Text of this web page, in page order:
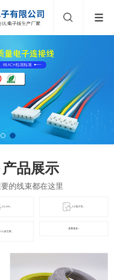
产品展示
UL100... UL电子导...
UL多芯屏...
查看更多+